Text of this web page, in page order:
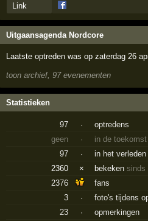
Link
Uitgaansagenda Nordcore
Laatste optreden was op zaterdag 26
toon archief, 97 evenementen
Statistieken
97 ·
optredens
geen
·
in de toekomst
97
·
in het verleden
2360
× bekekensinds
2376
fans
3
·
foto's tijdens
23
·
opmerkingen